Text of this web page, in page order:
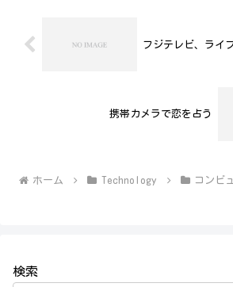
フジテレビ、ライ
携帯カメラで恋を占う
ホーム Technology コンビ
検索